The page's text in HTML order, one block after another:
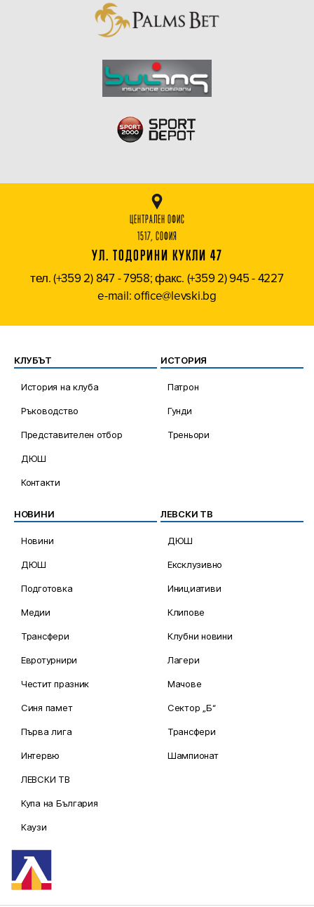
ЦЕНТРАЛЕН ОФИС
1517, СОФИЯ
УЛ. ТОДОРИНИ КУКЛИ 47
тел. (+359 2) 847 - 7958; факс. (+359 2) 945 - 4227
e-mail: office@levski.bg
КЛУБЪТ
История на клуба
Ръководство
Представителен отбор
ДЮШ
Контакти
ИСТОРИЯ
Патрон
Гунди
Треньори
НОВИНИ
Новини
ДЮШ
Подготовка
Медии
Трансфери
Евротурнири
Честит празник
Синя памет
Първа лига
Интервю
ЛЕВСКИ ТВ
Купа на България
Каузи
ЛЕВСКИ ТВ
ДЮШ
Ексклузивно
Инициативи
Клипове
Клубни новини
Лагери
Мачове
Сектор „Б“
Трансфери
Шампионат